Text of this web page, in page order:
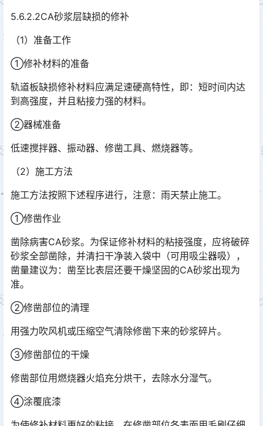
5.6.2.2CA砂浆层缺损的修补
（1）准备工作
①修补材料的准备
轨道板缺损修补材料应满足速硬高特性，即：短时间内达
到高强度，并且粘接力强的材料。
②器械准备
低速搅拌器、振动器、修凿工具、燃烧器等。
（2）施工方法
施工方法按照下述程序进行，注意：雨天禁止施工。
①修凿作业
凿除病害CA砂浆。为保证修补材料的粘接强度，应将破碎
砂浆全部凿除，并清扫干净装入袋中（可用吸尘器吸），
凿量建议为：凿至比表层还要干燥坚固的CA砂浆出现为
准。
②修凿部位的清理
用强力吹风机或压缩空气清除修凿下来的砂浆碎片。
③修凿部位的干燥
修凿部位用燃烧器火焰充分烘干，去除水分湿气。
④涂覆底漆